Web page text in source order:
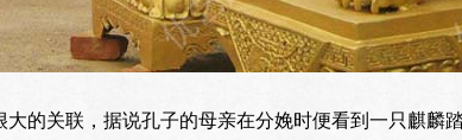
的关联，据说孔子的母亲在分娩时便看到一只麒麟